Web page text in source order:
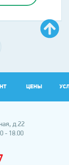
ЦЕНЫ
д.22
- 18.00